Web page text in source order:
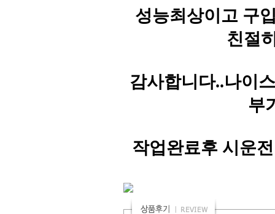
성능최상이고 구
친절
감사합니다..나이
부
작업완료후 시운